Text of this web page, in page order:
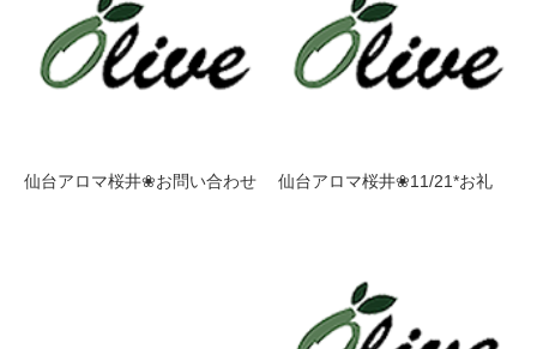
仙台アロマ桜井❀お問い合わせ 仙台アロマ桜井❀11/21*お礼